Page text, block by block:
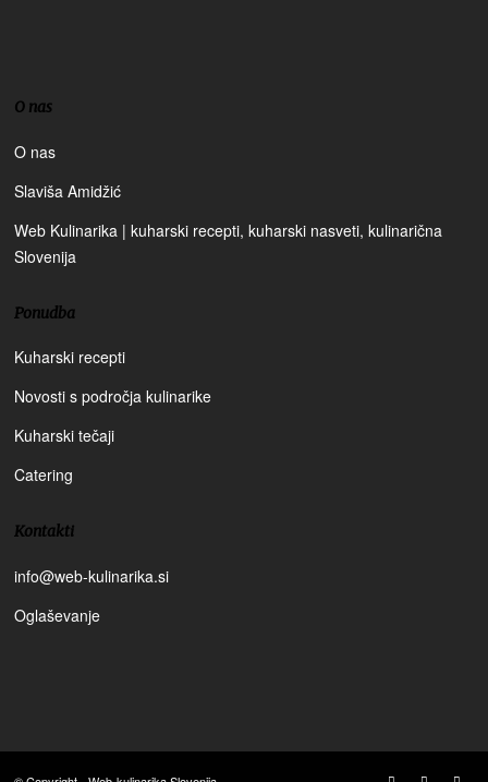
O nas
O nas
Slaviša Amidžić
Web Kulinarika | kuharski recepti, kuharski nasveti, kulinarična
Slovenija
Ponudba
Kuharski recepti
Novosti s področja kulinarike
Kuharski tečaji
Catering
Kontakti
info@web-kulinarika.si
Oglaševanje